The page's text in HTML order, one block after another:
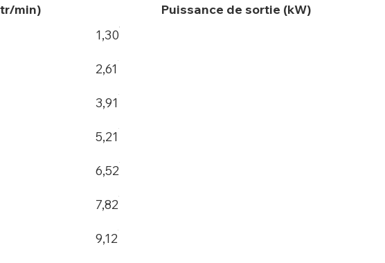
min)
Puissance de sortie (kW)
1,30
2,61
3,91
5,21
6,52
7,82
9,12